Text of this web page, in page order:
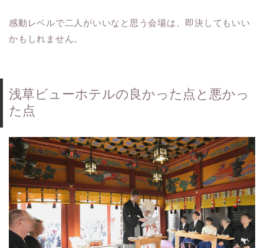
感動レベルで二人がいいなと思う会場は、即決してもいい
かもしれません。
浅草ビューホテルの良かった点と悪かっ
た点